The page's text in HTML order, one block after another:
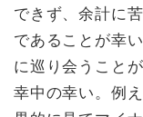
できず、余計に
であることが幸
に巡り会うこと
幸中の幸い。例